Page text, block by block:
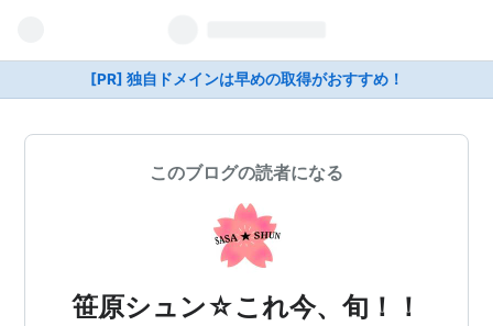
[PR] 独自ドメインは早めの取得がおすすめ！
このブログの読者になる
笹原シュン☆これ今、旬！！